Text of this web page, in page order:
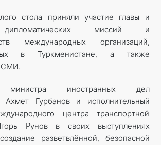
стола приняли участие главы и
дипломатических миссий и
международных организаций,
в Туркменистане, а также
СМИ.
министра иностранных дел
Ахмет Гурбанов и исполнительный
центра транспортной
Рунов в своих выступлениях
разветвлённой, безопасной